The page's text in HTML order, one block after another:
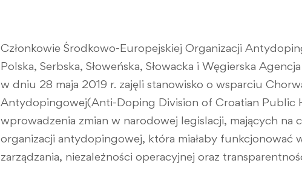
Członkowie Środkowo-Europejskiej Organizacji
Polska, Serbska, Słoweńska, Słowacka i Węgierska
w dniu 28 maja 2019 r. zajęli stanowisko o wsparciu
Antydopingowej(Anti-Doping Division of Croatian Public
wprowadzenia zmian w narodowej legislacji, mających na
organizacji antydopingowej, która miałaby funkcjonować
zarządzania, niezależności operacyjnej oraz